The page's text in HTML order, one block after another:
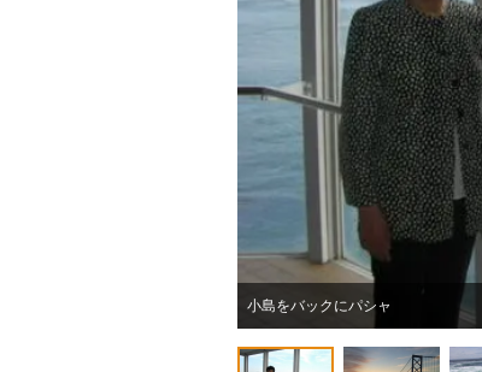
小島をバックにパシャ